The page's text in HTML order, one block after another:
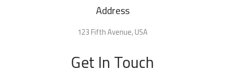
Address
123 Fifth Avenue, USA
Get In Touch